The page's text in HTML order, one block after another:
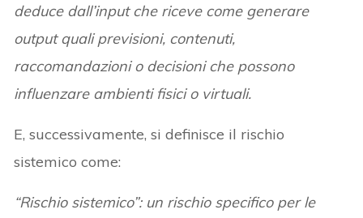
deduce dall’input che riceve come generare
output quali previsioni, contenuti,
raccomandazioni o decisioni che possono
influenzare ambienti fisici o virtuali.
E, successivamente, si definisce il rischio
sistemico come:
“Rischio sistemico”: un rischio specifico per le